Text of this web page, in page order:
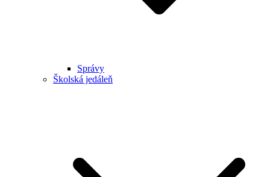
Správy
Školská jedáleň